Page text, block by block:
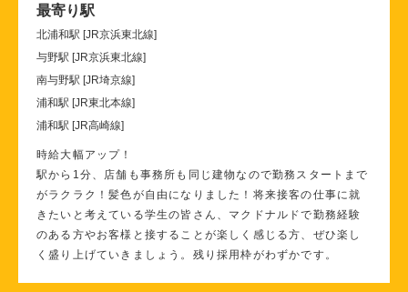
最寄り駅
北浦和駅 [JR京浜東北線]
与野駅 [JR京浜東北線]
南与野駅 [JR埼京線]
浦和駅 [JR東北本線]
浦和駅 [JR高崎線]
時給大幅アップ！
駅から1分、店舗も事務所も同じ建物なので勤務スタートまで
がラクラク！髪色が自由になりました！将来接客の仕事に就
きたいと考えている学生の皆さん、マクドナルドで勤務経験
のある方やお客様と接することが楽しく感じる方、ぜひ楽し
く盛り上げていきましょう。残り採用枠がわずかです。